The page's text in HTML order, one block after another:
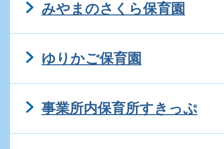
みやまのさくら保育園
ゆりかご保育園
事業所内保育所すきっぷ